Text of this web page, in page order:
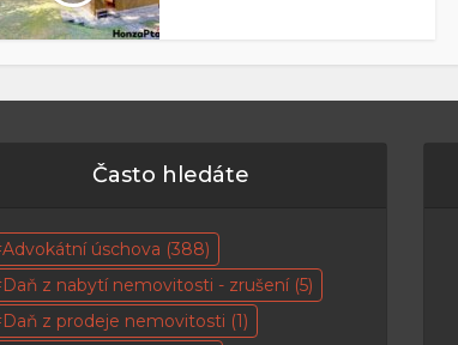
Často hledáte
Advokátní úschova (388)
Daň z nabytí nemovitosti - zrušení(5)
Daň z prodeje nemovitosti (1)